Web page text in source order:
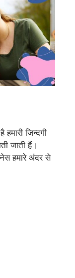
जिन्दगी
जाती हैं।
हमारे अंदर से